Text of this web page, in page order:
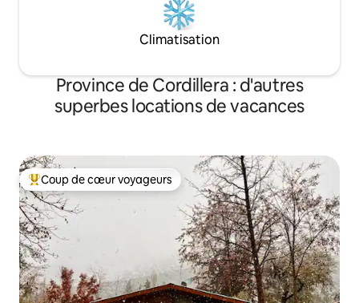
Climatisation
Province de Cordillera : d'autres
superbes locations de vacances
Coups de cœur voyageurs les plus appréciés
Coup de cœur voyageurs